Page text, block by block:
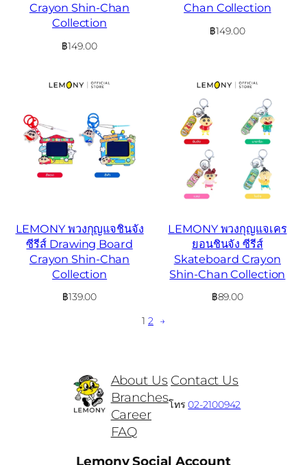
Crayon Shin-Chan
Collection
฿149.00
Chan Collection
฿149.00
LEMONY พวงกุญแจชินจัง
ซีรีส์ Drawing Board
Crayon Shin-Chan
Collection
฿139.00
LEMONY พวงกุญแจเคร
ยอนชินจัง ซีรีส์
Skateboard Crayon
Shin-Chan Collection
฿89.00
1 2 →
About Us
Branches
Career
FAQ
Contact Us
โทร02-2100942
Lemony Social Account